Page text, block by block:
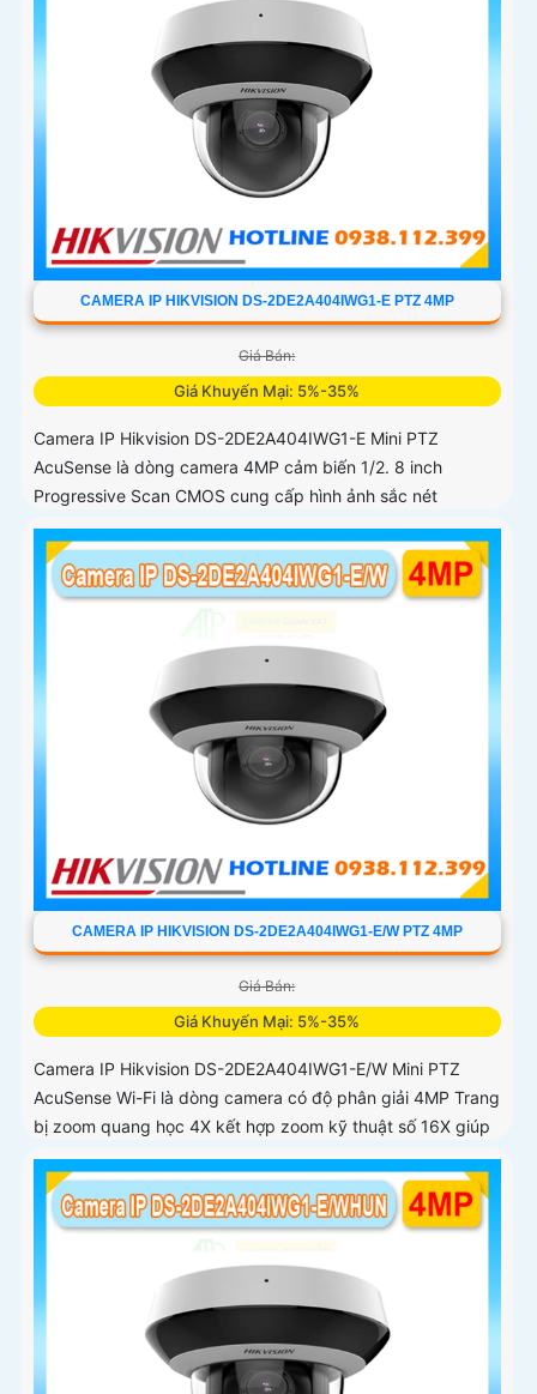
CAMERA IP HIKVISION DS-2DE2A404IWG1-E PTZ 4MP
Giá Bán:
Giá Khuyến Mại: 5%-35%
Camera IP Hikvision DS-2DE2A404IWG1-E Mini PTZ
AcuSense là dòng camera 4MP cảm biến 1/2. 8 inch
Progressive Scan CMOS cung cấp hình ảnh sắc nét
CAMERA IP HIKVISION DS-2DE2A404IWG1-E/W PTZ 4MP
Giá Bán:
Giá Khuyến Mại: 5%-35%
Camera IP Hikvision DS-2DE2A404IWG1-E/W Mini PTZ
AcuSense Wi-Fi là dòng camera có độ phân giải 4MP Trang
bị zoom quang học 4X kết hợp zoom kỹ thuật số 16X giúp
quan sát rõ các đối tượng ở khoảng cách xa